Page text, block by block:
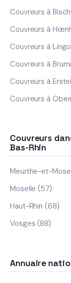
Couvreurs à
Couvreurs à
Couvreurs à
Couvreurs à
Couvreurs à
Couvreurs à
Couvreurs
Bas-Rhin
Meurthe-et-
Moselle (57)
Haut-Rhin (68)
Vosges (88)
Annuaire